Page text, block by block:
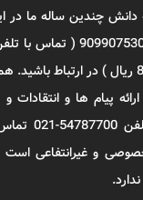
دانش چندین ساله ما در
توانید با شماره تلفن
به ازای هر دقیقه 80000 ریال ) در
پیام ها و انتقادات
نموده و
و غیرانتفاعی